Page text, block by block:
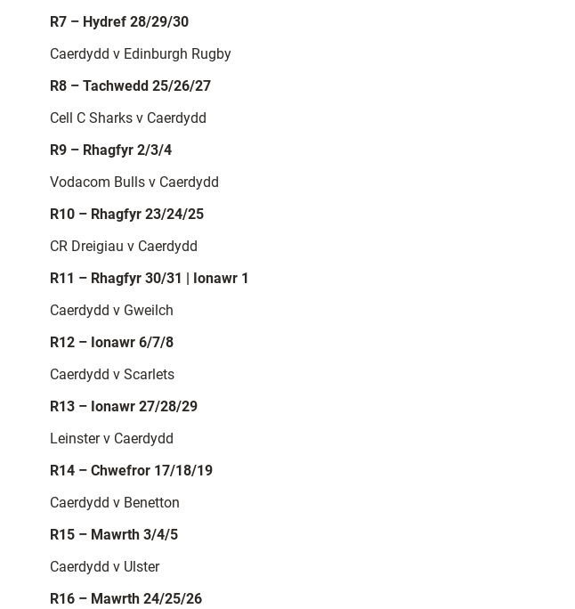
R7 – Hydref 28/29/30
Caerdydd v Edinburgh Rugby
R8 – Tachwedd 25/26/27
Cell C Sharks v Caerdydd
R9 – Rhagfyr 2/3/4
Vodacom Bulls v Caerdydd
R10 – Rhagfyr 23/24/25
CR Dreigiau v Caerdydd
R11 – Rhagfyr 30/31 | Ionawr 1
Caerdydd v Gweilch
R12 – Ionawr 6/7/8
Caerdydd v Scarlets
R13 – Ionawr 27/28/29
Leinster v Caerdydd
R14 – Chwefror 17/18/19
Caerdydd v Benetton
R15 – Mawrth 3/4/5
Caerdydd v Ulster
R16 – Mawrth 24/25/26